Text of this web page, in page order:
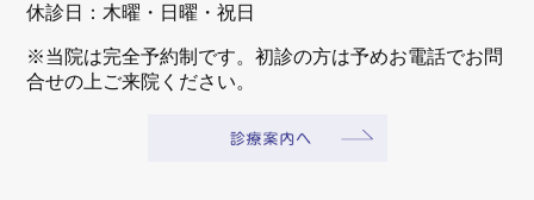
休診日：木曜・日曜・祝日
※当院は完全予約制です。初診の方は予めお電話でお問
合せの上ご来院ください。